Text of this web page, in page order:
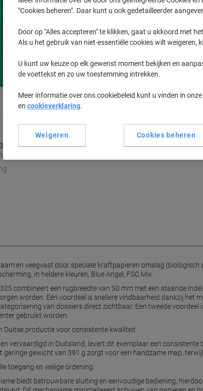
is een smalle A4-kunststofordner met D-
en stevigheid voor staand archiveren.
Aan
en veegvast door speciale kraftpapieren omslag
in heldere kleuren, Blue Angel, FSC Mix.
combineert een rugbreedte van 50 mm met een staande
worden. Eén voordeel is snellere vindbaarheid dankzij het
van dossiers direct zichtbaar. Een tweede
gebruikt worden.
Duitse productie voor consistente kwaliteit
vervaardigd in Duitsland, levert dit exemplaar een
geringe gewicht van 391 g zorgt voor een handzame map,
toegang en veilige ordening
biedt betrouwbare sluiting en eenvoudige bediening;
"Cookies beheren". Daar kunt u ook gedetailleerder
Door op "Alles accepteren" te klikken, gaat u akkoord met
Als u het gebruik van niet-essentiële cookies wilt weigeren,
U kunt uw keuze op elk gewenst moment bekijken en
de voettekst en zo uw toestemming intrekken.
Meer informatie over ons cookiebeleid kunt u vinden in onze
en cookieverklaring.
Cookies beheren
Weigeren